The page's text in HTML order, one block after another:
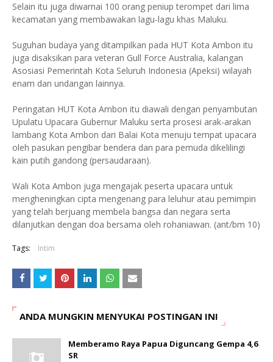
Selain itu juga diwarnai 100 orang peniup terompet dari lima
kecamatan yang membawakan lagu-lagu khas Maluku.
Suguhan budaya yang ditampilkan pada HUT Kota Ambon itu
juga disaksikan para veteran Gull Force Australia, kalangan
Asosiasi Pemerintah Kota Seluruh Indonesia (Apeksi) wilayah
enam dan undangan lainnya.
Peringatan HUT Kota Ambon itu diawali dengan penyambutan
Upulatu Upacara Gubernur Maluku serta prosesi arak-arakan
lambang Kota Ambon dari Balai Kota menuju tempat upacara
oleh pasukan pengibar bendera dan para pemuda dikelilingi
kain putih gandong (persaudaraan).
Wali Kota Ambon juga mengajak peserta upacara untuk
mengheningkan cipta mengenang para leluhur atau pemimpin
yang telah berjuang membela bangsa dan negara serta
dilanjutkan dengan doa bersama oleh rohaniawan. (ant/bm 10)
Tags: Intim
ANDA MUNGKIN MENYUKAI POSTINGAN INI
Memberamo Raya Papua Diguncang Gempa 4,6
SR